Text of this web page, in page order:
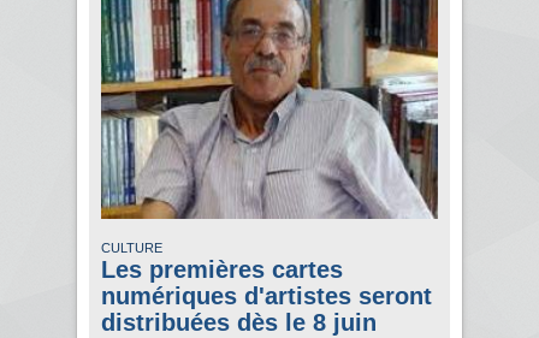
CULTURE
Les premières cartes
numériques d'artistes seront
distribuées dès le 8 juin